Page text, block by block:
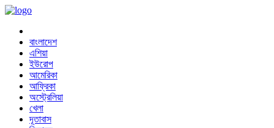
বাংলাদেশ
এশিয়া
ইউরোপ
আমেরিকা
আফ্রিকা
অস্ট্রেলিয়া
খেলা
দূতাবাস